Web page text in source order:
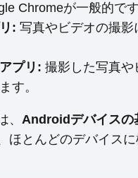
Chromeが一般的です
: 写真やビデオの撮影
プリ: 撮影した写真や
す。
、 Androidデバイスの
ほとんどのデバイス